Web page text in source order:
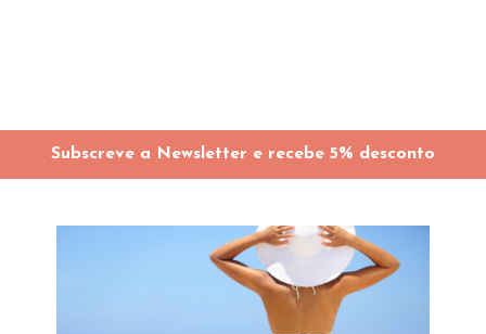
Subscreve a Newsletter e recebe 5% desconto